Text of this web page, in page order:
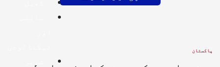
پاکستان